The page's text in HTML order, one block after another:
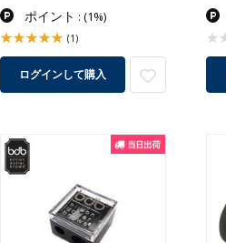
ポイント : (1%)
(1)
ログインして購入